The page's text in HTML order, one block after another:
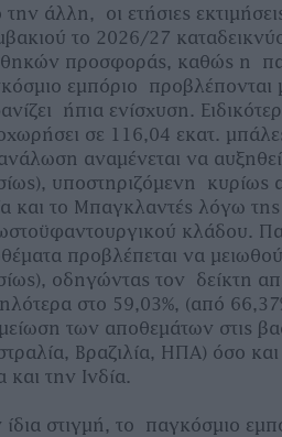
την άλλη, οι ετήσιες
το 2026/27
προσφοράς, καθώς η
εμπόριο
ήπια ενίσχυση.
σε 116,04 εκατ.
αναμένεται να
υποστηριζόμενη κυρίως
και το Μπαγκλαντές λόγω
κλάδου.
προβλέπεται να
οδηγώντας τον δείκτη
στο 59,03%, (από
των αποθεμάτων στις
Βραζιλία, ΗΠΑ) όσο
και την Ινδία.
στιγμή, το παγκόσμιο